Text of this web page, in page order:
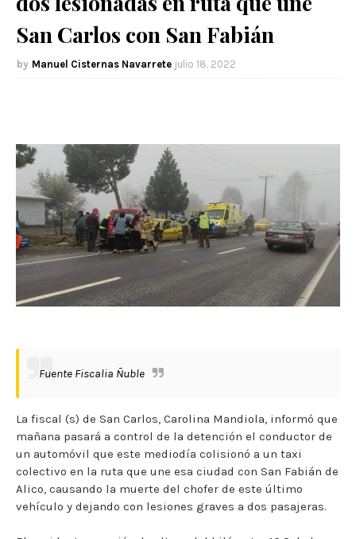
San Carlos con San Fabián
Manuel Cisternas Navarrete julio 18, 2022
Fuente Fiscalia Ñuble
La fiscal (s) de San Carlos, Carolina Mandiola, informó que
mañana pasará a control de la detención el conductor de
un automóvil que este mediodía colisionó a un taxi
colectivo en la ruta que une esa ciudad con San Fabián de
Alico, causando la muerte del chofer de este último
vehículo y dejando con lesiones graves a dos pasajeras.